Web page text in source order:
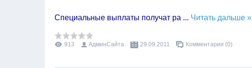
Специальные выплаты получат ра ... Читать дальше »
913 АдминСайта 29.09.2011 Комментарии (0)